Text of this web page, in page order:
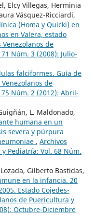
Elcy Villegas, Herminia
Vásquez-Ricciardi,
(Homa y Quicki) en
en Valera, estado
Venezolanos de
Núm. 3 (2008): Julio-
falciformes. Guía de
de
Núm. 2 (2012): Abril-
L. Maldonado,
humana en un
severa y púrpura
, Archivos
Pediatría: Vol. 68 Núm.
Gilberto Bastidas,
en la infancia. 20
Estado Cojedes-
de Puericultura y
Octubre-Diciembre